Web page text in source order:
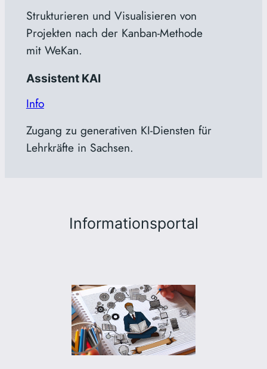
Strukturieren und Visualisieren von
Projekten nach der Kanban-Methode
mit WeKan.
Assistent KAI
Info
Zugang zu generativen KI-Diensten für
Lehrkräfte in Sachsen.
Informationsportal